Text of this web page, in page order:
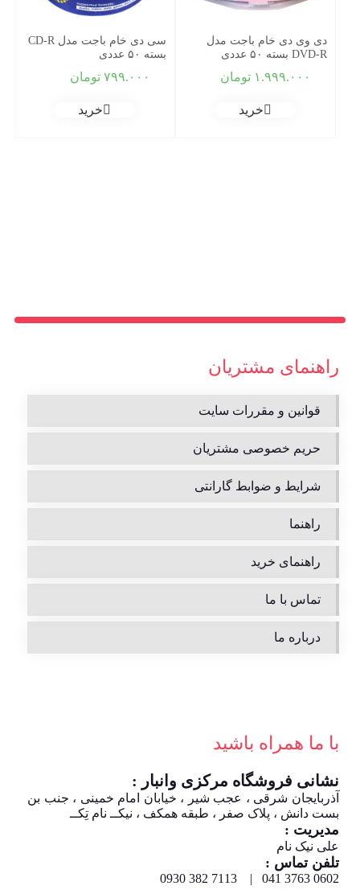
دی وی دی خام باجت مدل
DVD-R بسته ۵۰ عددی
۱.۹۹۹.۰۰۰ تومان
خرید
سی دی خام باجت مدل CD-R
بسته ۵۰ عددی
۷۹۹.۰۰۰ تومان
خرید
راهنمای مشتریان
قوانین و مقررات سایت
حریم خصوصی مشتریان
شرایط و ضوابط گارانتی
راهنما
راهنمای خرید
تماس با ما
درباره ما
با ما همراه باشید
نشانی فروشگاه مرکزی وانبار :
آذربایجان شرقی ، عجب شیر ، خیابان امام خمینی ، جنب بن
بست دانش ، پلاک صفر ، طبقه همکف ، نیکــ نام تِکــ
مدیریت :
علی نیک نام
تلفن تماس :
0602 3763 041 | 7113 382 0930